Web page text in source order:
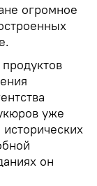
огромное
уже
он